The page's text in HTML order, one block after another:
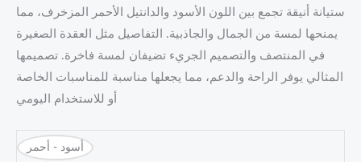
ستيانة أنيقة تجمع بين اللون الأسود والدانتيل الأحمر المزخرف، مما
يمنحها لمسة من الجمال والجاذبية. التفاصيل مثل العقدة الصغيرة
في المنتصف والتصميم الجريء تضيفان لمسة فاخرة. تصميمها
المثالي يوفر الراحة والدعم، مما يجعلها مناسبة للمناسبات الخاصة
أو للاستخدام اليومي
أسود - أحمر